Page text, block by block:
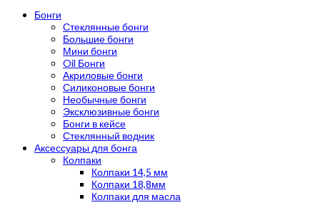
Бонги
Стеклянные бонги
Большие бонги
Мини бонги
Oil Бонги
Акриловые бонги
Силиконовые бонги
Необычные бонги
Эксклюзивные бонги
Бонги в кейсе
Стеклянный водник
Аксессуары для бонга
Колпаки
Колпаки 14,5 мм
Колпаки 18,8мм
Колпаки для масла